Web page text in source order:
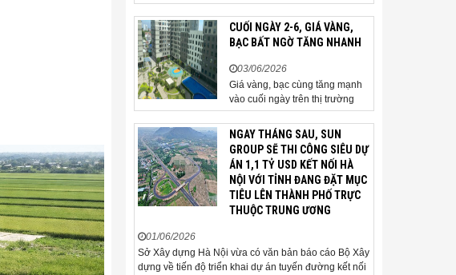
kỳ tháng 5 năm 2026. Sáng ngày 3/6, Ủy viên Bộ
Chính trị, Bí thư Đảng ủy Chính phủ, Thủ tướng
Chính phủ Lê Minh Hưng đã chủ trì phiên họp Chính
phủ thường...
CUỐI NGÀY 2-6, GIÁ VÀNG,
BẠC BẤT NGỜ TĂNG NHANH
03/06/2026
Giá vàng, bạc cùng tăng mạnh
vào cuối ngày trên thị trường
quốc tế. Giá vàng thế giới vượt
4.500 USD/ounce. Cuối ngày 2-
6, giá vàng hôm nay trên thị
trường quốc tế được giao dịch ở
mức 4.520 USD/ounce, tăng
khoảng 35 USD/ounce so với
buổi sáng. Trong phiên, có thời
điểm giá vàng...
NGAY THÁNG SAU, SUN
GROUP SẼ THI CÔNG SIÊU DỰ
ÁN 1,1 TỶ USD KẾT NỐI HÀ
NỘI VỚI TỈNH ĐANG ĐẶT MỤC
TIÊU LÊN THÀNH PHỐ TRỰC
THUỘC TRUNG ƯƠNG
01/06/2026
Sở Xây dựng Hà Nội vừa có văn bản báo cáo Bộ Xây
dựng về tiến độ triển khai dự án tuyến đường kết nối